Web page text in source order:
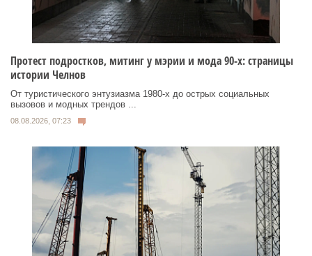
Протест подростков, митинг у мэрии и мода 90-х: страницы
истории Челнов
От туристического энтузиазма 1980‑х до острых социальных
вызовов и модных трендов ...
08.08.2026, 07:23